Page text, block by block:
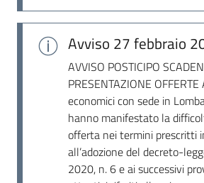
Avviso 27 febbraio
AVVISO POSTICIPO
PRESENTAZIONE
economici con sede in
hanno manifestato la
offerta nei termini prescritti
all’adozione del decreto-
2020, n. 6 e ai successivi